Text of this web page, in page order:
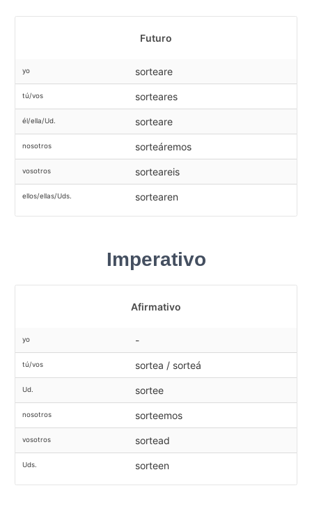
Futuro
yo sorteare
tú/vos sorteares
él/ella/Ud. sorteare
nosotros sorteáremos
vosotros sorteareis
ellos/ellas/Uds. sortearen
Imperativo
Afirmativo
yo -
tú/vos sortea / sorteá
Ud. sortee
nosotros sorteemos
vosotros sortead
Uds. sorteen